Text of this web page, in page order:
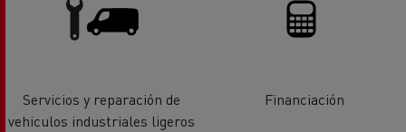
Servicios y reparación de
vehiculos industriales ligeros
Financiación